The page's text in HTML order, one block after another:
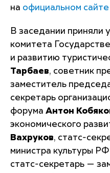
на официальном
В заседании приняли
комитета
и развитию
Тарбаев, советник
заместитель
секретарь
форума Антон
экономического
Вахруков, статс-
министра культуры РФ
статс-секретарь —